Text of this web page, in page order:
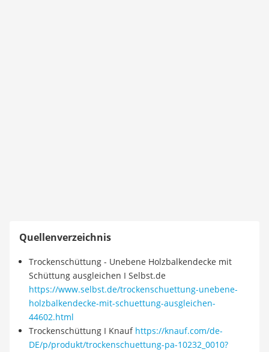
Quellenverzeichnis
Trockenschüttung - Unebene Holzbalkendecke mit
Schüttung ausgleichen I Selbst.de
https://www.selbst.de/trockenschuettung-unebene-
holzbalkendecke-mit-schuettung-ausgleichen-
44602.html
Trockenschüttung I Knauf https://knauf.com/de-
DE/p/produkt/trockenschuettung-pa-10232_0010?